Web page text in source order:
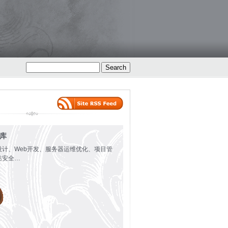
、Web开发、服务器运维优化、项目管
安全…